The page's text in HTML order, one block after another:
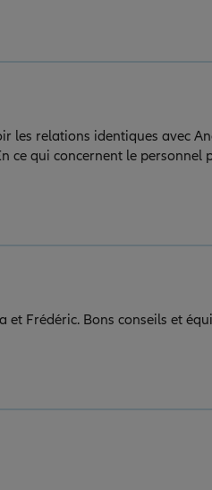
les relations identiques avec
Frédéric. Bons conseils et